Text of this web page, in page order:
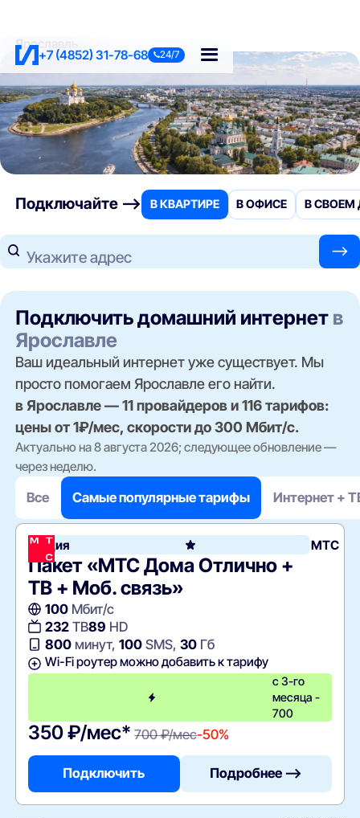
+7 (4852) 31-78-68 24/7
Ярославль
Подключайте —> В КВАРТИРЕ В ОФИСЕ В СВОЕМ
Укажите адрес —>
Подключить домашний интернет в
Ярославле
Ваш идеальный интернет уже существует. Мы
просто помогаем Ярославле его найти.
в Ярославле — 11 провайдеров и 116 тарифов:
цены от 1₽/мес, скорости до 300 Мбит/с.
Актуально на 8 августа 2026; следующее обновление —
через неделю.
Все Самые популярные тарифы Интернет +
Акция МТС
Пакет «МТС Дома Отлично +
ТВ + Моб. связь»
100Мбит/с
232ТВ89 HD
800минут, 100SMS, 30Гб
Wi-Fi роутер можно добавить к тарифу
с 3-го
месяца -
700
350 ₽/мес* 700 ₽/мес-50%
Подключить Подробнее —>